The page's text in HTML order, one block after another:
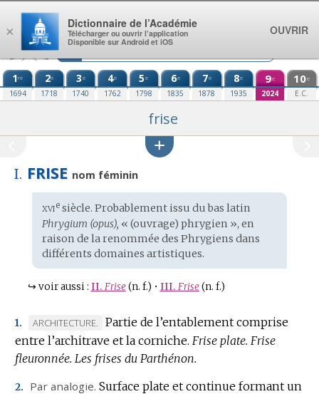
Aller au contenu
1re
1694
2e
1718
3e
1740
4e
1762
5e
1798
6e
1835
7e
1878
8e
1935
9e
2024
10e
E.C.
frise
I. FRISE nom féminin
Étymologie
:
xviesiècle. Probablement issu dubas latin
Phrygium (opus), « (ouvrage) phrygien », en
raison de la renommée des Phrygiens dans
différents domaines artistiques.
↪ voir aussi : II. Frise (n. f.) • III. Frise (n. f.)
1.
MARQUE
DE
DOMAINE
ARCHITECTURE.
Partie de l’entablement comprise
entre l’architrave et la corniche. Frise plate. Frise
fleuronnée. Les frises du Parthénon.
2. Par analogie. Surface plate et continue formant un
×
Dictionnaire de l’Académie
Télécharger ou ouvrir l’application
Disponible sur Android et iOS
OUVRIR